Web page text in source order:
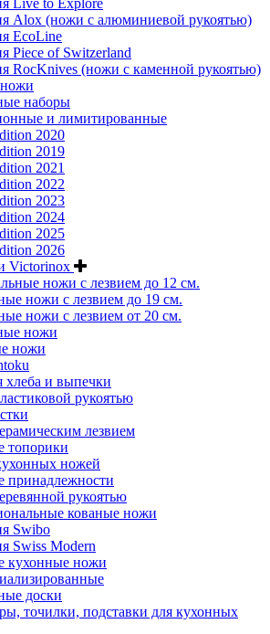
Live to Explore
Alox (ножи с алюминиевой рукоятью)
EcoLine
Piece of Switzerland
RocKnives (ножи с каменной рукоятью)
наборы
и лимитированные
2020
2019
2021
2022
2023
2024
2025
2026
Victorinox
ножи с лезвием до 12 см.
ножи с лезвием до 19 см.
ножи с лезвием от 20 см.
ножи
ножи
и выпечки
рукоятью
лезвием
топорики
ножей
принадлежности
рукоятью
кованые ножи
Swibo
Swiss Modern
кухонные ножи
доски
точилки, подставки для кухонных